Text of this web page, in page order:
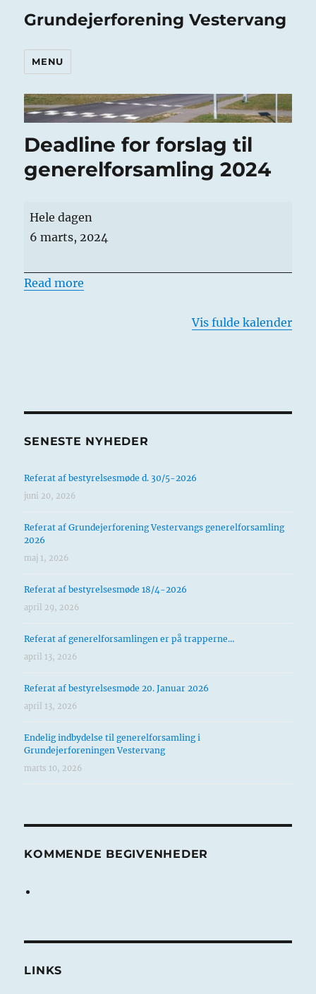
Grundejerforening Vestervang
MENU
Deadline for forslag til
generelforsamling 2024
Deadline
for
til
generelforsamling
Hele dagen
6 marts, 2024
Read more
Vis fulde kalender
SENESTE NYHEDER
Referat af bestyrelsesmøde d. 30/5-2026
juni 20, 2026
Referat af Grundejerforening Vestervangs generelforsamling
2026
maj 1, 2026
Referat af bestyrelsesmøde 18/4-2026
april 29, 2026
Referat af generelforsamlingen er på trapperne…
april 13, 2026
Referat af bestyrelsesmøde 20. Januar 2026
april 13, 2026
Endelig indbydelse til generelforsamling i
Grundejerforeningen Vestervang
marts 10, 2026
KOMMENDE BEGIVENHEDER
LINKS